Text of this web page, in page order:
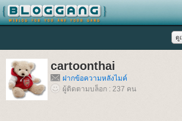
cartoonthai
ฝากข้อความหลังไมค์
ผู้ติดตามบล็อก : 237 คน